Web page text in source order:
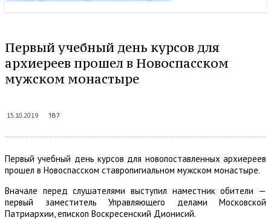
Первый учебный день курсов для
архиереев прошел в Новоспасском
мужском монастыре
15.10.2019 187
Первый учебный день курсов для новопоставленных архиереев
прошел в Новоспасском ставропигиальном мужском монастыре.
Вначале перед слушателями выступил наместник обители —
первый заместитель Управляющего делами Московской
Патриархии, епископ Воскресенский Дионисий.